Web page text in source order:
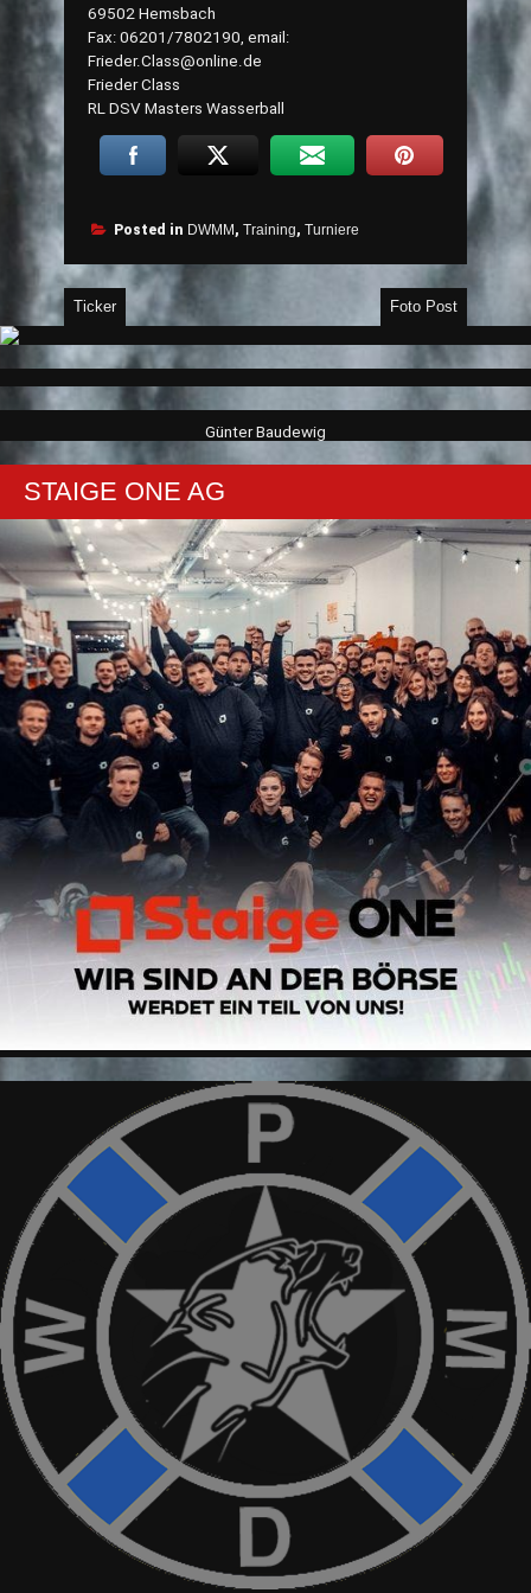
69502 Hemsbach
Fax: 06201/7802190, email:
Frieder.Class@online.de
Frieder Class
RL DSV Masters Wasserball
Posted in DWMM , Training, Turniere
Beitragsnavigation
Ticker Foto Post
Günter Baudewig
STAIGE ONE AG